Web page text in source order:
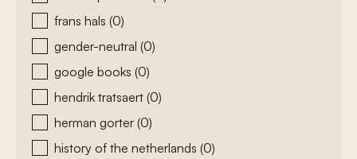
frans hals (0)
gender-neutral (0)
google books (0)
hendrik tratsaert (0)
herman gorter (0)
history of the netherlands (0)